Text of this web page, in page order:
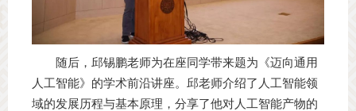
随后，邱锡鹏老师为在座同学带来题为《迈向通用
人工智能》的学术前沿讲座。邱老师介绍了人工智能领
域的发展历程与基本原理，分享了他对人工智能产物的